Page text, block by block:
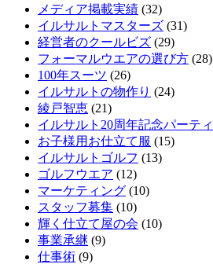
メディア掲載実績 (32)
イルサルトマスターズ (31)
経営者のクールビズ (29)
フォーマルウエアの選び方 (28)
100年スーツ (26)
イルサルトの物作り (24)
綾戸智恵 (21)
イルサルト20周年記念パーティ
お子様用お仕立て服 (15)
イルサルトゴルフ (13)
ゴルフウエア (12)
マーケティング (10)
スタッフ募集 (10)
輝く仕立て屋の会 (10)
事業承継 (9)
仕事術 (9)